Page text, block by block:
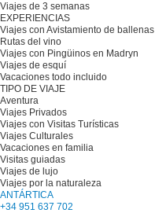
Viajes de 3 semanas
EXPERIENCIAS
Viajes con Avistamiento de ballenas
Rutas del vino
Viajes con Pingüinos en Madryn
Viajes de esquí
Vacaciones todo incluido
TIPO DE VIAJE
Aventura
Viajes Privados
Viajes con Visitas Turísticas
Viajes Culturales
Vacaciones en familia
Visitas guiadas
Viajes de lujo
Viajes por la naturaleza
ANTÁRTICA
+34 951 637 702